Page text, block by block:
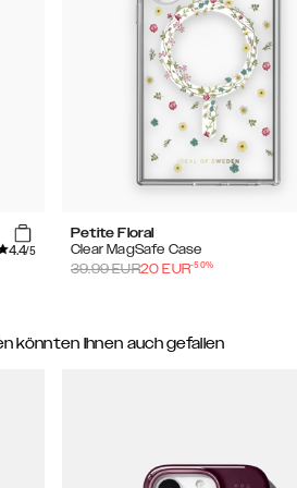
4.4/5
Petite Floral
Clear MagSafe Case
39.99EUR20 EUR-50%
könnten Ihnen auch gefallen